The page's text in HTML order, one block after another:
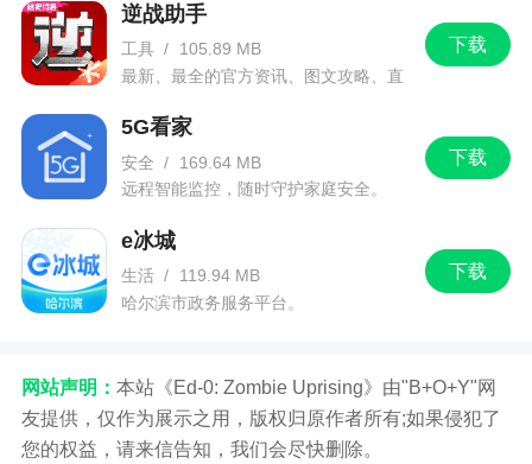
下载
逆战助手
工具 /
105.89 MB
最新、最全的官方资讯、图文攻略、直
下载
5G看家
安全 /
169.64 MB
远程智能监控，随时守护家庭安全。
下载
e冰城
生活 /
119.94 MB
哈尔滨市政务服务平台。
网站声明： 本站《Ed-0: Zombie Uprising》由"B+O+Y"网
友提供，仅作为展示之用，版权归原作者所有;如果侵犯了
您的权益，请来信告知，我们会尽快删除。